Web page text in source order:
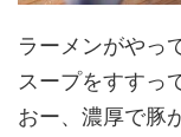
ラーメンがやっ
スープをすすっ
おー、濃厚で豚